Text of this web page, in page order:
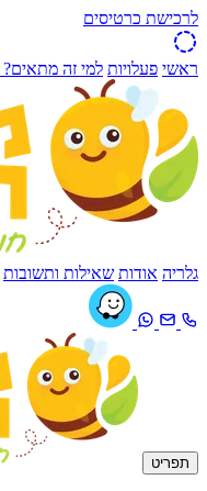
לרכישת כרטיסים
ראשי פעלויות למי זה מתאים?
גלריה אודות שאילות ותשובות
תפריט